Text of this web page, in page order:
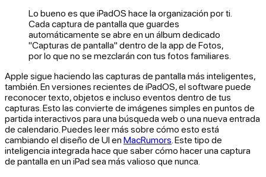
Lo bueno es que iPadOS hace la organización por ti.
Cada captura de pantalla que guardes
automáticamente se abre en un álbum dedicado
"Capturas de pantalla" dentro de la app de Fotos,
por lo que no se mezclarán con tus fotos familiares.
Apple sigue haciendo las capturas de pantalla más inteligentes,
también. En versiones recientes de iPadOS, el software puede
reconocer texto, objetos e incluso eventos dentro de tus
capturas. Esto las convierte de imágenes simples en puntos de
partida interactivos para una búsqueda web o una nueva entrada
de calendario. Puedes leer más sobre cómo esto está
cambiando el diseño de UI en MacRumors . Este tipo de
inteligencia integrada hace que saber cómo hacer una captura
de pantalla en un iPad sea más valioso que nunca.